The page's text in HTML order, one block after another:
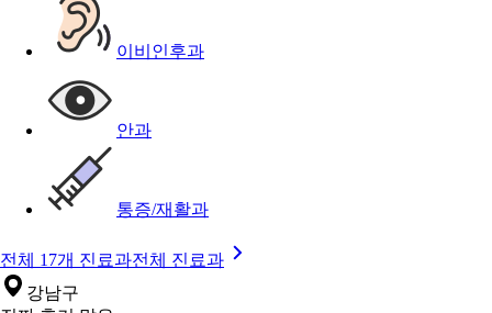
이비인후과
안과
통증/재활과
전체 17개 진료과전체 진료과
강남구